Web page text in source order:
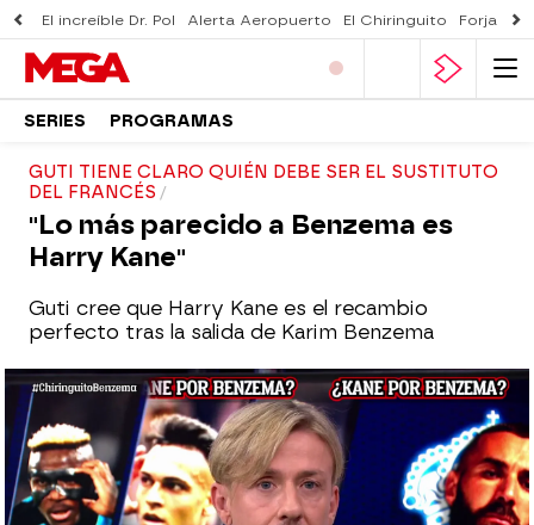
El increíble Dr. Pol Alerta Aeropuerto El Chiringuito Forjado
SERIES PROGRAMAS
GUTI TIENE CLARO QUIÉN DEBE SER EL SUSTITUTO
DEL FRANCÉS
"Lo más parecido a Benzema es
Harry Kane"
Guti cree que Harry Kane es el recambio
perfecto tras la salida de Karim Benzema